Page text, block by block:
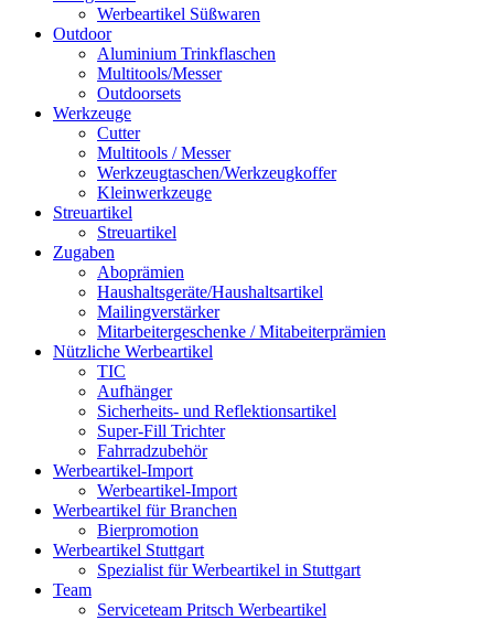
Werbeartikel Süßwaren
Outdoor
Aluminium Trinkflaschen
Multitools/Messer
Outdoorsets
Werkzeuge
Cutter
Multitools / Messer
Werkzeugtaschen/Werkzeugkoffer
Kleinwerkzeuge
Streuartikel
Streuartikel
Zugaben
Aboprämien
Haushaltsgeräte/Haushaltsartikel
Mailingverstärker
Mitarbeitergeschenke / Mitabeiterprämien
Nützliche Werbeartikel
TIC
Aufhänger
Sicherheits- und Reflektionsartikel
Super-Fill Trichter
Fahrradzubehör
Werbeartikel-Import
Werbeartikel-Import
Werbeartikel für Branchen
Bierpromotion
Werbeartikel Stuttgart
Spezialist für Werbeartikel in Stuttgart
Team
Serviceteam Pritsch Werbeartikel